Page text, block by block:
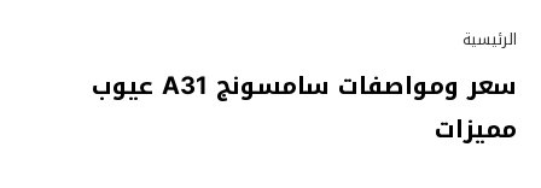
الرئيسية
سعر ومواصفات سامسونج A31 عيوب
مميزات